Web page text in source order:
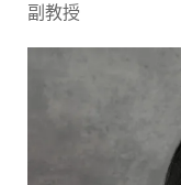
副教授